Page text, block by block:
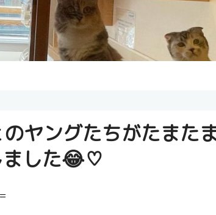
ヤングたちがたまた
ました😂♡